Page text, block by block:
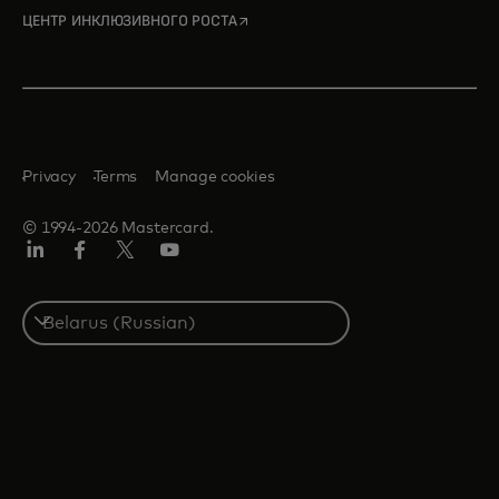
ЦЕНТР ИНКЛЮЗИВНОГО РОСТАopens in a new tab
© 1994-2026 Mastercard.
Privacy Terms Manage cookies
Select
a
country
Twitter)